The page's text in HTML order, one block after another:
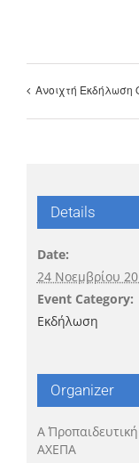
Ανοιχτή Εκδήλωση
Details
Date:
24 Νοεμβρίου
Event Category:
Εκδήλωση
Organizer
Α΄
ΑΧΕΠΑ